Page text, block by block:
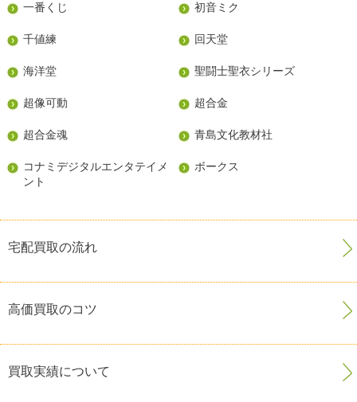
一番くじ 初音ミク
千値練 回天堂
海洋堂 聖闘士聖衣シリーズ
超像可動 超合金
超合金魂 青島文化教材社
コナミデジタルエンタテイメ
ント
ボークス
宅配買取の流れ
高価買取のコツ
買取実績について